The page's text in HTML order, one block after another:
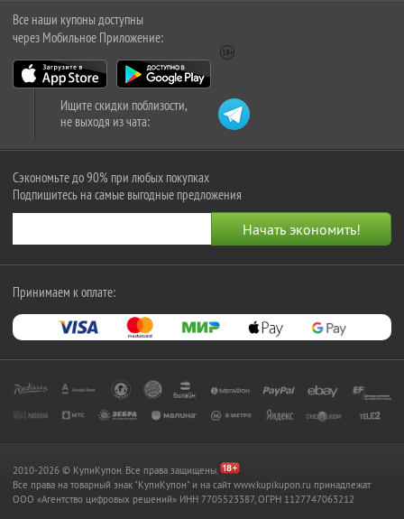
Все наши купоны доступны
через Мобильное Приложение:
Ищите скидки поблизости,
не выходя из чата:
Сэкономьте до 90% при любых покупках
Подпишитесь на самые выгодные предложения
Принимаем к оплате:
2010-2026 © КупиКупон. Все права защищены.
Все права на товарный знак "КупиКупон" и на сайт www.kupikupon.ru принадлежат
OOO «Агентство цифровых решений» ИНН 7705523387, ОГРН 1127747063212